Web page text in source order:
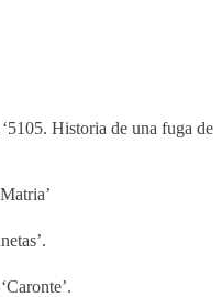
‘5105. Historia de una fuga de